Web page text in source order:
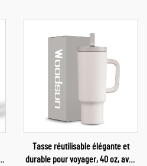
Tasse réutilisable élégante et
durable pour voyager, 40 oz, avec